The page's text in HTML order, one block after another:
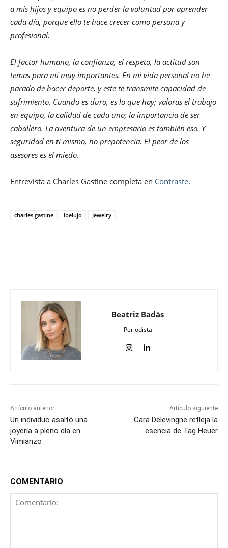
a mis hijos y equipo es no perder la voluntad por aprender
cada día, porque ello te hace crecer como persona y
profesional.
El factor humano, la confianza, el respeto, la actitud son
temas para mí muy importantes. En mi vida personal no he
parado de hacer deporte, y este te transmite capacidad de
sufrimiento. Cuando es duro, es lo que hay; valoras el trabajo
en equipo, la calidad de cada uno; la importancia de ser
caballero. La aventura de un empresario es también eso. Y
seguridad en ti mismo, no prepotencia. El peor de los
asesores es el miedo.
Entrevista a Charles Gastine completa en Contraste.
charles gastine ibelujo Jewelry
Beatriz Badás
Periodista
Artículo anterior
Un individuo asaltó una
joyería a pleno día en
Vimianzo
Artículo siguiente
Cara Delevingne refleja la
esencia de Tag Heuer
COMENTARIO